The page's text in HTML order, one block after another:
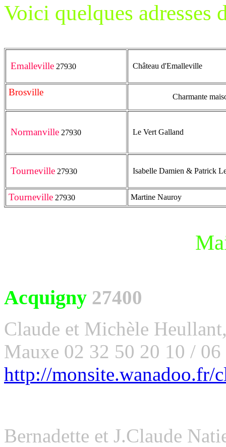
Voici quelques adresses
Emalleville 27930 Château d'Emalleville
Brosville Charmante
Normanville 27930 Le Vert Galland
Tourneville 27930 Isabelle Damien & Patrick
Tourneville 27930 Martine Nauroy
Acquigny 27400
Claude et Michèle
Mauxe 02 32 50 20 10 /
http://monsite.wanadoo.fr/
Bernadette et J.Claude